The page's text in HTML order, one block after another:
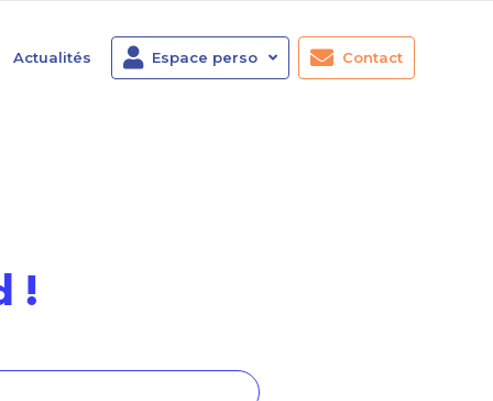
Actualités Espace perso Contact
!